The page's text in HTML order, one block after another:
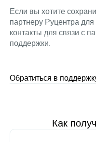
Если вы хотите
партнеру Руцентра
контакты для связи с
поддержки.
Обратиться в
Как